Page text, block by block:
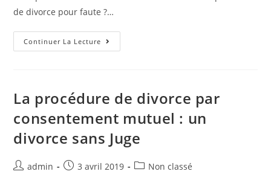
de divorce pour faute ?…
Continuer La Lecture
La procédure de divorce par
consentement mutuel : un
divorce sans Juge
admin 3 avril 2019 Non classé